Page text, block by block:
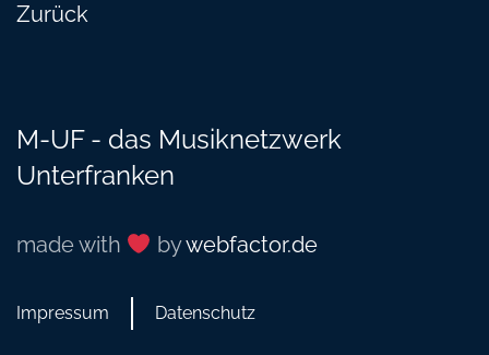
Zurück
M-UF - das Musiknetzwerk
Unterfranken
made with bywebfactor.de
Impressum Datenschutz